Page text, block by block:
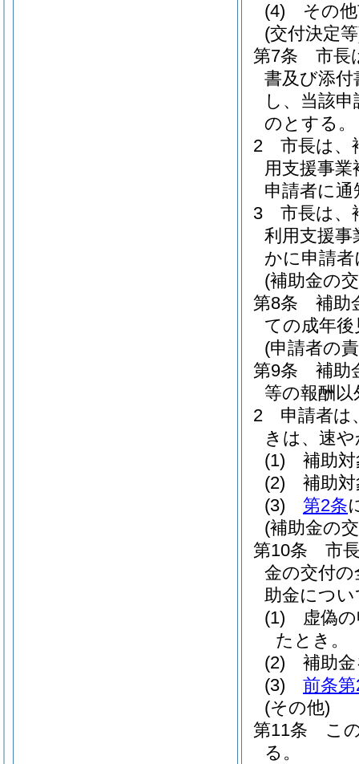
(4)
その
(交付決定
第7条
市長
書及び添
し、当該
のとする。
2
市長は、
用支援事
申請者に
3
市長は、
利用支援事
かに申請
(補助金の
第8条
補助
ての成年
(申請者の
第9条
補助
等の報酬
2
申請者は
きは、速
(1)
補助
(2)
補助
(3)
第2条
(補助金の
第10条
市
金の交付
助金につ
(1)
虚偽
たとき。
(2)
補助
(3)
前条
(その他)
第11条
こ
る。